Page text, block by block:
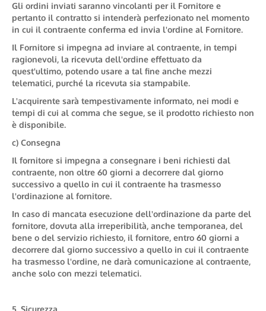
Gli ordini inviati saranno vincolanti per il Fornitore e
pertanto il contratto si intenderà perfezionato nel momento
in cui il contraente conferma ed invia l'ordine al Fornitore.
Il Fornitore si impegna ad inviare al contraente, in tempi
ragionevoli, la ricevuta dell'ordine effettuato da
quest'ultimo, potendo usare a tal fine anche mezzi
telematici, purché la ricevuta sia stampabile.
L'acquirente sarà tempestivamente informato, nei modi e
tempi di cui al comma che segue, se il prodotto richiesto non
è disponibile.
c) Consegna
Il fornitore si impegna a consegnare i beni richiesti dal
contraente, non oltre 60 giorni a decorrere dal giorno
successivo a quello in cui il contraente ha trasmesso
l'ordinazione al fornitore.
In caso di mancata esecuzione dell'ordinazione da parte del
fornitore, dovuta alla irreperibilità, anche temporanea, del
bene o del servizio richiesto, il fornitore, entro 60 giorni a
decorrere dal giorno successivo a quello in cui il contraente
ha trasmesso l'ordine, ne darà comunicazione al contraente,
anche solo con mezzi telematici.
5. Sicurezza